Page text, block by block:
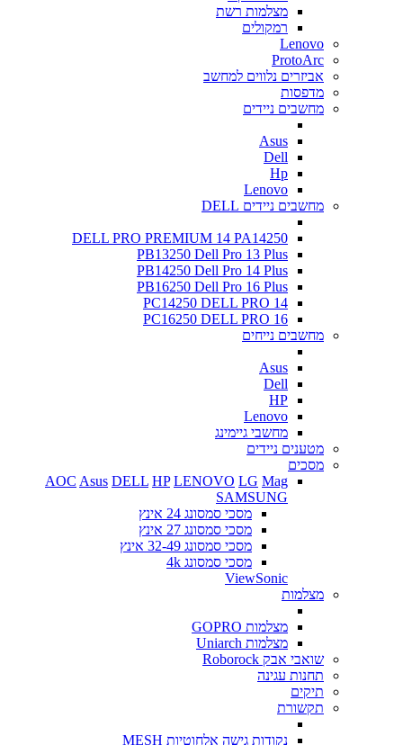
מצלמות רשת
רמקולים
Lenovo
ProtoArc
אביזרים נלווים למחשב
מדפסות
מחשבים ניידים
Asus
Dell
Hp
Lenovo
מחשבים ניידים DELL
DELL PRO PREMIUM 14 PA14250
PB13250 Dell Pro 13 Plus
PB14250 Dell Pro 14 Plus
PB16250 Dell Pro 16 Plus
PC14250 DELL PRO 14
PC16250 DELL PRO 16
מחשבים נייחים
Asus
Dell
HP
Lenovo
מחשבי גיימינג
מטענים ניידים
מסכים
AOC Asus DELL HP LENOVO LG Mag
SAMSUNG
מסכי סמסונג 24 אינץ
מסכי סמסונג 27 אינץ
מסכי סמסונג 32-49 אינץ
מסכי סמסונג 4k
ViewSonic
מצלמות
מצלמות GOPRO
מצלמות Uniarch
שואבי אבק Roborock
תחנות עגינה
תיקים
תקשורת
נקודות גישה אלחוטיות MESH